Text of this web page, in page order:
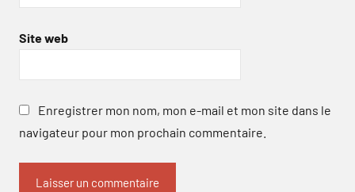
Site web
Enregistrer mon nom, mon e-mail et mon site dans le
navigateur pour mon prochain commentaire.